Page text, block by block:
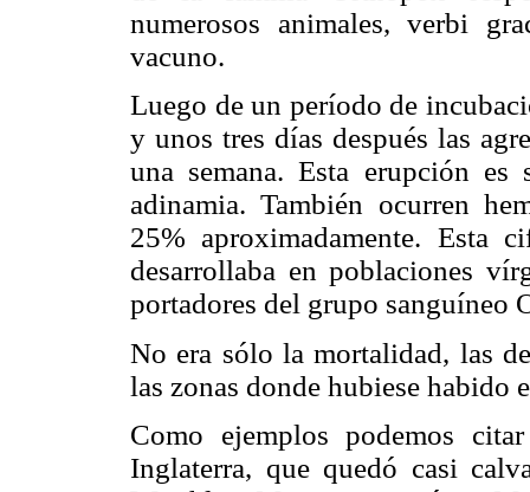
numerosos animales, verbi
vacuno.
Luego de un período de
y unos tres días después las
una semana. Esta erupción
adinamia. También ocurren
25% aproximadamente. Esta
desarrollaba en poblaciones
portadores del grupo sanguíneo
No era sólo la mortalidad, las
las zonas donde hubiese habido
Como ejemplos podemos
Inglaterra, que quedó casi